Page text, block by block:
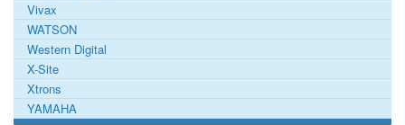
Vivax
WATSON
Western Digital
X-Site
Xtrons
YAMAHA